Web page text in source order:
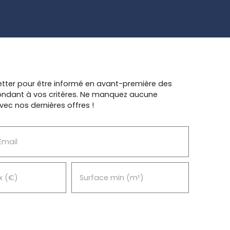
trèspour être informé en avant-première des
à vos critères. Ne manquez aucune
nos dernières offres !
(€) Surface min (m²)